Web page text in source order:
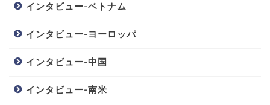
インタビュー-ベトナム
インタビュー-ヨーロッパ
インタビュー-中国
インタビュー-南米